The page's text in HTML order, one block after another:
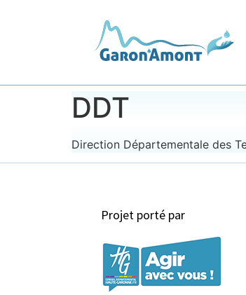
Vue d’ensemble
DDT
Direction Départementale des
Projet porté par